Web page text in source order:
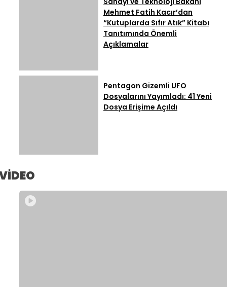
Mehmet Fatih Kacır’dan
“Kutuplarda Sıfır Atık” Kitabı
Tanıtımında Önemli
Açıklamalar
Pentagon Gizemli UFO
Dosyalarını Yayımladı: 41 Yeni
Dosya Erişime Açıldı